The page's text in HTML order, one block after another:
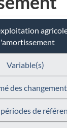
Variable(s)
des
de